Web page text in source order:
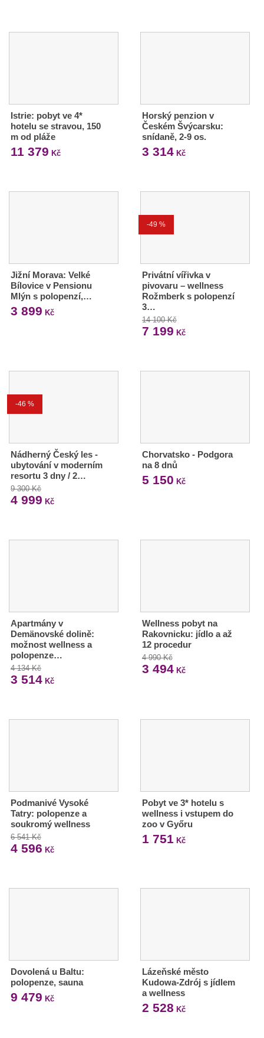
Istrie: pobyt ve 4*
hotelu se stravou, 150
m od pláže
11 379 Kč
Horský penzion v
Českém Švýcarsku:
snídaně, 2-9 os.
3 314Kč
Jižní Morava: Velké
Bílovice v Pensionu
Mlýn s polopenzí,…
3 899 Kč
-49 %
Privátní vířivka v
pivovaru – wellness
Rožmberk s polopenzí
3…
14 100 Kč
7 199 Kč
-46 %
Nádherný Český les -
ubytování v moderním
resortu 3 dny / 2…
9 300 Kč
4 999 Kč
Chorvatsko - Podgora
na 8 dnů
5 150 Kč
Apartmány v
Demänovské dolině:
možnost wellness a
polopenze…
4 134 Kč
3 514 Kč
Wellness pobyt na
Rakovnicku: jídlo a až
12 procedur
4 990 Kč
3 494Kč
Podmanivé Vysoké
Tatry: polopenze a
soukromý wellness
6 541 Kč
4 596 Kč
Pobyt ve 3* hotelu s
wellness i vstupem do
zoo v Győru
1 751 Kč
Dovolená u Baltu:
polopenze, sauna
9 479 Kč
Lázeňské město
Kudowa-Zdrój s jídlem
a wellness
2 528 Kč